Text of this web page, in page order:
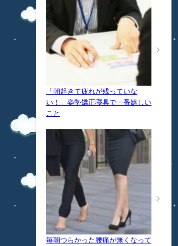
「朝起きて疲れが残っていな
い！」姿勢矯正寝具で一番嬉しい
こと
毎朝つらかった腰痛が無くなって